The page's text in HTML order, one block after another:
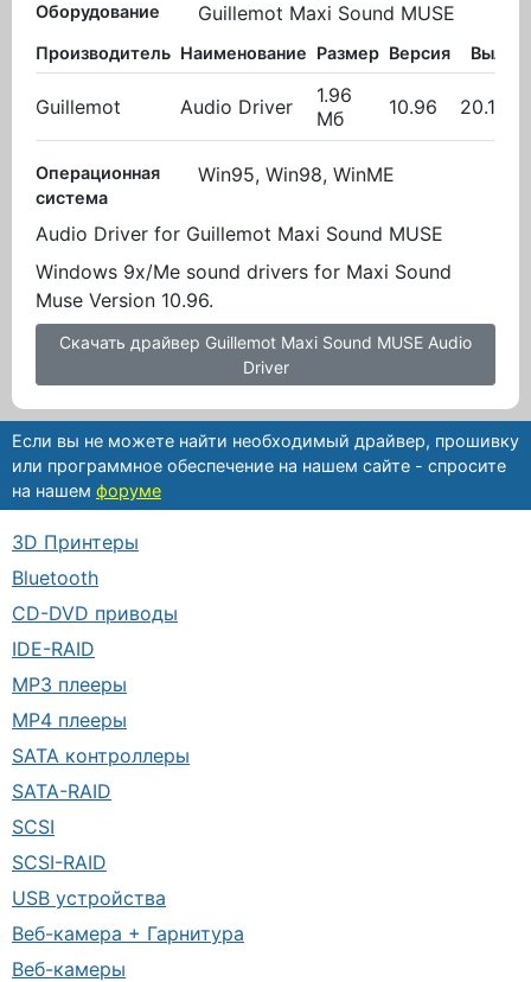
Оборудование Guillemot Maxi Sound MUSE
Производитель Наименование Размер Версия
Guillemot Audio Driver
1.96
Мб
10.96
Операционная
система
Win95, Win98, WinME
Audio Driver for Guillemot Maxi Sound MUSE
Windows 9x/Me sound drivers for Maxi Sound
Muse Version 10.96.
Скачать драйвер Guillemot Maxi Sound MUSE Audio
Driver
Если вы не можете найти необходимый драйвер, прошивку
или программное обеспечение на нашем сайте - спросите
на нашем форуме
3D Принтеры
Bluetooth
CD-DVD приводы
IDE-RAID
MP3 плееры
MP4 плееры
SATA контроллеры
SATA-RAID
SCSI
SCSI-RAID
USB устройства
Веб-камера + Гарнитура
Веб-камеры